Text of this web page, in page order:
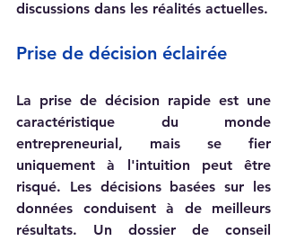
discussions dans les réalités actuelles.
Prise de décision éclairée
La prise de décision rapide est une
caractéristique du monde
entrepreneurial, mais se fier
uniquement à l'intuition peut être
risqué. Les décisions basées sur les
données conduisent à de meilleurs
résultats. Un dossier de conseil